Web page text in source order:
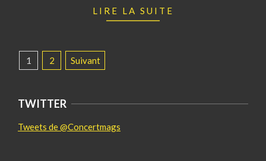
LIRE LA SUITE
PAGINATION
DES
1 2 Suivant
TWITTER
Tweets de @Concertmags